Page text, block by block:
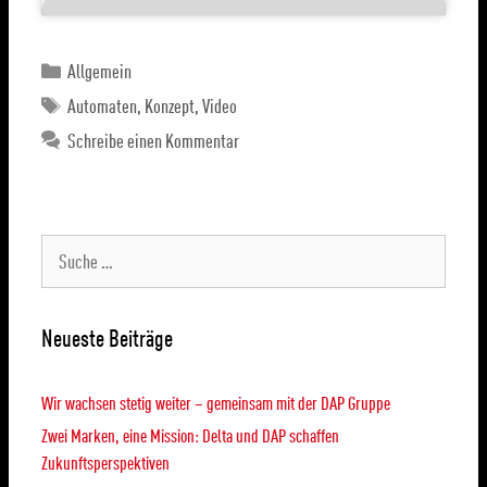
Allgemein
Automaten, Konzept,Video
Schreibe einen Kommentar
Neueste Beiträge
Wir wachsen stetig weiter – gemeinsam mit der DAP Gruppe
Zwei Marken, eine Mission: Delta und DAP schaffen
Zukunftsperspektiven